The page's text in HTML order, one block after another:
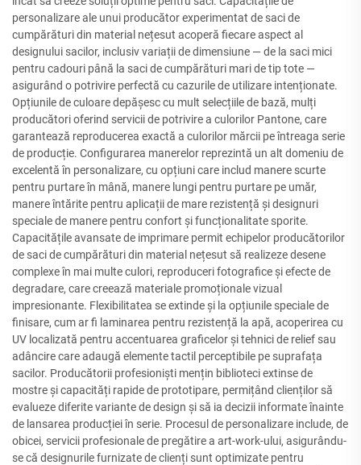
personalizare ale unui producător experimentat de saci de
cumpărături din material nețesut acoperă fiecare aspect al
designului sacilor, inclusiv variații de dimensiune — de la saci mici
pentru cadouri până la saci de cumpărături mari de tip tote —
asigurând o potrivire perfectă cu cazurile de utilizare intenționate.
Opțiunile de culoare depășesc cu mult selecțiile de bază, mulți
producători oferind servicii de potrivire a culorilor Pantone, care
garantează reproducerea exactă a culorilor mărcii pe întreaga serie
de producție. Configurarea manerelor reprezintă un alt domeniu de
excelentă în personalizare, cu opțiuni care includ manere scurte
pentru purtare în mână, manere lungi pentru purtare pe umăr,
manere întărite pentru aplicații de mare rezistență și designuri
speciale de manere pentru confort și funcționalitate sporite.
Capacitățile avansate de imprimare permit echipelor producătorilor
de saci de cumpărături din material nețesut să realizeze desene
complexe în mai multe culori, reproduceri fotografice și efecte de
degradare, care creează materiale promoționale vizual
impresionante. Flexibilitatea se extinde și la opțiunile speciale de
finisare, cum ar fi laminarea pentru rezistență la apă, acoperirea cu
UV localizată pentru accentuarea graficelor și tehnici de relief sau
adâncire care adaugă elemente tactil perceptibile pe suprafața
sacilor. Producătorii profesioniști mențin biblioteci extinse de
mostre și capacități rapide de prototipare, permițând clienților să
evalueze diferite variante de design și să ia decizii informate înainte
de lansarea producției în serie. Procesul de personalizare include, de
obicei, servicii profesionale de pregătire a art-work-ului, asigurându-
se că designurile furnizate de clienți sunt optimizate pentru